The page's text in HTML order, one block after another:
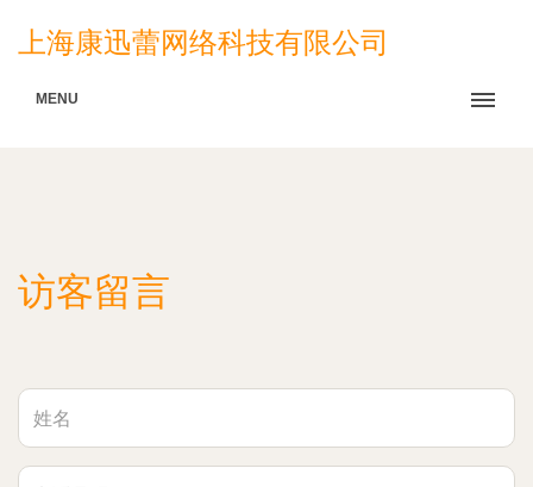
上海康迅蕾网络科技有限公司
MENU
访客留言